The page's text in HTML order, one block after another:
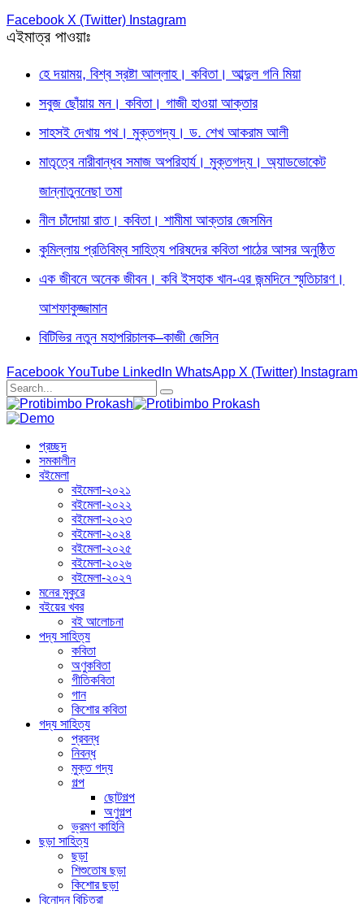
Facebook X (Twitter) Instagram
এইমাত্র পাওয়াঃ
হে দয়াময়, বিশ্ব স্রষ্টা আল্লাহ। কবিতা। আব্দুল গনি মিয়া
সবুজ ছোঁয়ায় মন। কবিতা। গাজী হাওয়া আক্তার
সাহসই দেখায় পথ। মুক্তগদ্য। ড. শেখ আকরাম আলী
মাতৃত্বে নারীবান্ধব সমাজ অপরিহার্য। মুক্তগদ্য। অ্যাডভোকেট
জান্নাতুননেছা তমা
নীল চাঁদোয়া রাত। কবিতা। শামীমা আক্তার জেসমিন
কুমিল্লায় প্রতিবিম্ব সাহিত্য পরিষদের কবিতা পাঠের আসর অনুষ্ঠিত
এক জীবনে অনেক জীবন। কবি ইসহাক খান-এর জন্মদিনে স্মৃতিচারণ।
আশফাকুজ্জামান
বিটিভির নতুন মহাপরিচালক–কাজী জেসিন
Facebook YouTube LinkedIn WhatsApp X (Twitter) Instagram
প্রচ্ছদ
সমকালীন
বইমেলা
বইমেলা-২০২১
বইমেলা-২০২২
বইমেলা-২০২৩
বইমেলা-২০২৪
বইমেলা-২০২৫
বইমেলা-২০২৬
বইমেলা-২০২৭
মনের মুকুরে
বইয়ের খবর
বই আলোচনা
পদ্য সাহিত্য
কবিতা
অণুকবিতা
গীতিকবিতা
গান
কিশোর কবিতা
গদ্য সাহিত্য
প্রবন্ধ
নিবন্ধ
মুক্ত গদ্য
গল্প
ছোটগল্প
অণুগল্প
ভ্রমণ কাহিনি
ছড়া সাহিত্য
ছড়া
শিশুতোষ ছড়া
কিশোর ছড়া
বিনোদন বিচিত্রা